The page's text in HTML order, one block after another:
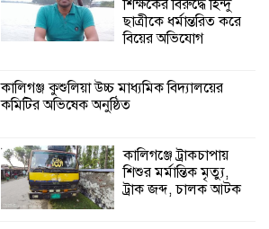
ইসলামের সবচেয়ে
বেশি ক্ষতি করেছে
জামায়াত: নুরুল হক
পাঁচ মাসে সরকারের দোষ দিচ্ছেন, আপনারা
কালিগঞ্জে নিখোঁজ জেলের মরদেহ অবশেষে
মিলল ইছামতী নদীতে
শিক্ষকের বিরুদ্ধে হিন্দু
ছাত্রীকে ধর্মান্তরিত করে
বিয়ের অভিযোগ
কালিগঞ্জ কুশুলিয়া উচ্চ মাধ্যমিক বিদ্যালয়ের
কমিটির অভিষেক অনুষ্ঠিত
কালিগঞ্জে ট্রাকচাপায়
শিশুর মর্মান্তিক মৃত্যু,
ট্রাক জব্দ, চালক আটক